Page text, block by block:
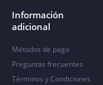
Información
adicional
Métodos de pago
Preguntas frecuentes
Términos y Condiciones